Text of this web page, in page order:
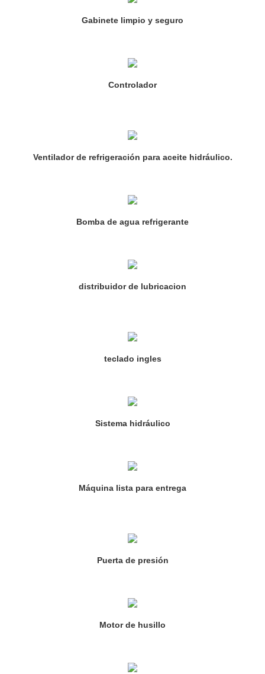
Gabinete limpio y seguro
Controlador
Ventilador de refrigeración para aceite hidráulico.
Bomba de agua refrigerante
distribuidor de lubricacion
teclado ingles
Sistema hidráulico
Máquina lista para entrega
Puerta de presión
Motor de husillo